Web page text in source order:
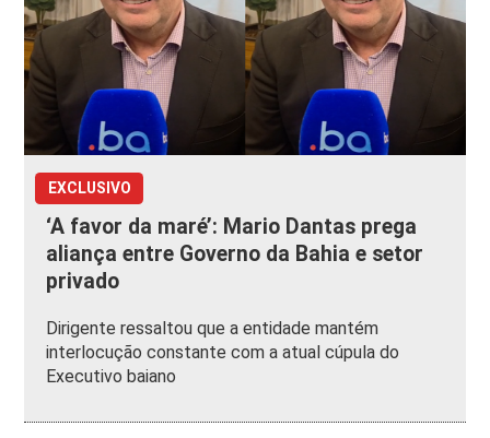
EXCLUSIVO
‘A favor da maré’: Mario Dantas prega
aliança entre Governo da Bahia e setor
privado
Dirigente ressaltou que a entidade mantém
interlocução constante com a atual cúpula do
Executivo baiano